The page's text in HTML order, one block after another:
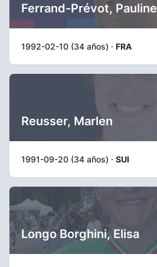
Ferrand-Prévot, Pauline
1992-02-10 (34 años) · FRA
Reusser, Marlen
1991-09-20 (34 años) · SUI
Longo Borghini, Elisa